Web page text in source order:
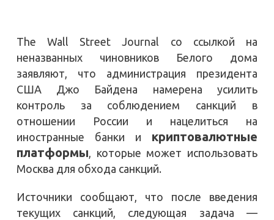
The Wall Street Journal со ссылкой на
неназванных чиновников Белого дома
заявляют, что администрация президента
США Джо Байдена намерена усилить
контроль за соблюдением санкций в
отношении России и нацелиться на
иностранные банки и криптовалютные
платформы , которые может использовать
Москва для обхода санкций.
Источники сообщают, что после введения
текущих санкций, следующая задача —